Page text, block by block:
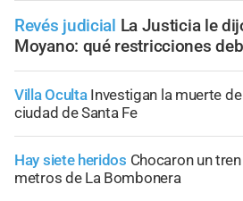
Revés judicial La Justicia le
Moyano: qué restricciones
Villa Oculta Investigan la muerte
ciudad de Santa Fe
Hay siete heridos Chocaron un
metros de La Bombonera